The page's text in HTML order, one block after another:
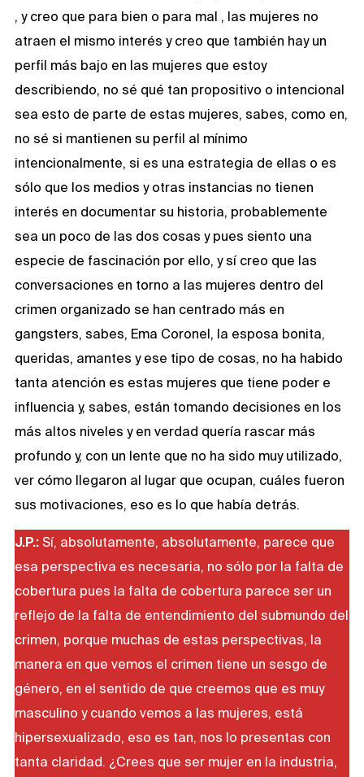
, y creo que para bien o para mal , las mujeres no
atraen el mismo interés y creo que también hay un
perfil más bajo en las mujeres que estoy
describiendo, no sé qué tan propositivo o intencional
sea esto de parte de estas mujeres, sabes, como en,
no sé si mantienen su perfil al mínimo
intencionalmente, si es una estrategia de ellas o es
sólo que los medios y otras instancias no tienen
interés en documentar su historia, probablemente
sea un poco de las dos cosas y pues siento una
especie de fascinación por ello, y sí creo que las
conversaciones en torno a las mujeres dentro del
crimen organizado se han centrado más en
gangsters, sabes, Ema Coronel, la esposa bonita,
queridas, amantes y ese tipo de cosas, no ha habido
tanta atención es estas mujeres que tiene poder e
influencia y, sabes, están tomando decisiones en los
más altos niveles y en verdad quería rascar más
profundo y, con un lente que no ha sido muy utilizado,
ver cómo llegaron al lugar que ocupan, cuáles fueron
sus motivaciones, eso es lo que había detrás.
J.P.: Sí, absolutamente, absolutamente, parece que
esa perspectiva es necesaria, no sólo por la falta de
cobertura pues la falta de cobertura parece ser un
reflejo de la falta de entendimiento del submundo del
crimen, porque muchas de estas perspectivas, la
manera en que vemos el crimen tiene un sesgo de
género, en el sentido de que creemos que es muy
masculino y cuando vemos a las mujeres, está
hipersexualizado, eso es tan, nos lo presentas con
tanta claridad. ¿Crees que ser mujer en la industria,